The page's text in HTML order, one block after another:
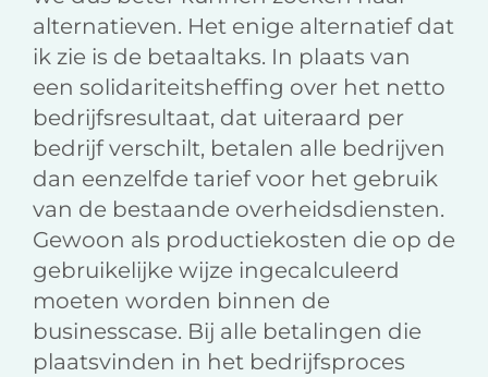
alternatieven. Het enige alternatief dat
ik zie is de betaaltaks. In plaats van
een solidariteitsheffing over het netto
bedrijfsresultaat, dat uiteraard per
bedrijf verschilt, betalen alle bedrijven
dan eenzelfde tarief voor het gebruik
van de bestaande overheidsdiensten.
Gewoon als productiekosten die op de
gebruikelijke wijze ingecalculeerd
moeten worden binnen de
businesscase. Bij alle betalingen die
plaatsvinden in het bedrijfsproces